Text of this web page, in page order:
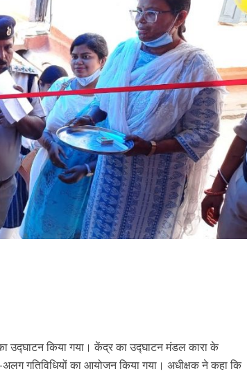
उद्घाटन किया गया। केंद्र का उद्घाटन मंडल कारा के
गतिविधियों का आयोजन किया गया। अधीक्षक ने कहा कि